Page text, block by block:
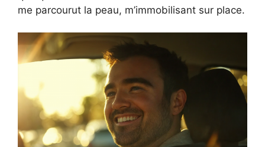
me parcourut la peau, m’immobilisant sur place.